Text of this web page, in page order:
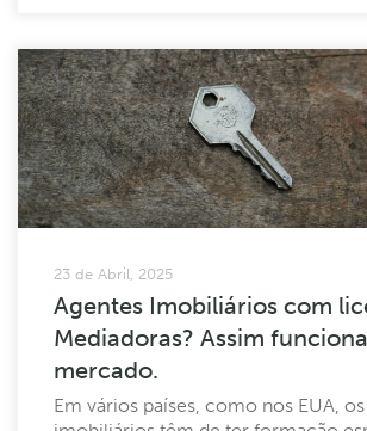
23 de Abril, 2025
Agentes Imobiliários com
Mediadoras? Assim
mercado.
Em vários países, como nos EUA,